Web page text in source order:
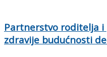
Partnerstvo roditelja
zdravije budućnosti